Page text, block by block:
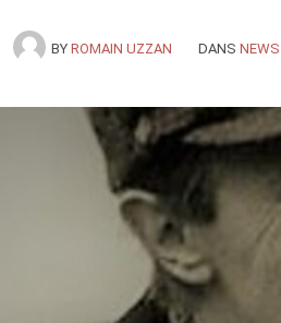
BY ROMAIN UZZAN DANS NEWS